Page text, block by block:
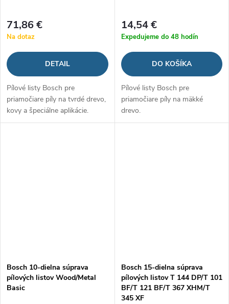
71,86 €
Na dotaz
DETAIL
Pílové listy Bosch pre
priamočiare píly na tvrdé drevo,
kovy a špeciálne aplikácie.
14,54 €
Expedujeme do 48 hodín
DO KOŠÍKA
Pílové listy Bosch pre
priamočiare píly na mäkké
drevo.
Bosch 10-dielna súprava
pílových listov Wood/Metal
Basic
Bosch 15-dielna súprava
pílových listov T 144 DP/T 101
BF/T 121 BF/T 367 XHM/T
345 XF